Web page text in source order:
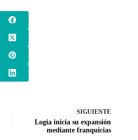
SIGUIENTE
Logia inicia su expansión
mediante franquicias